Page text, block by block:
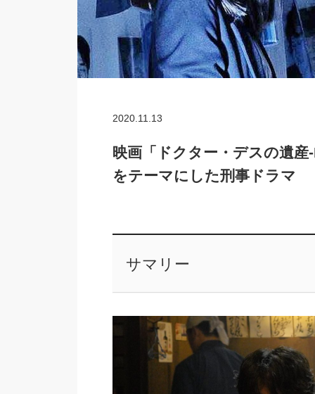
2020.11.13
映画「ドクター・デスの遺
をテーマにした刑事ドラマ
サマリー